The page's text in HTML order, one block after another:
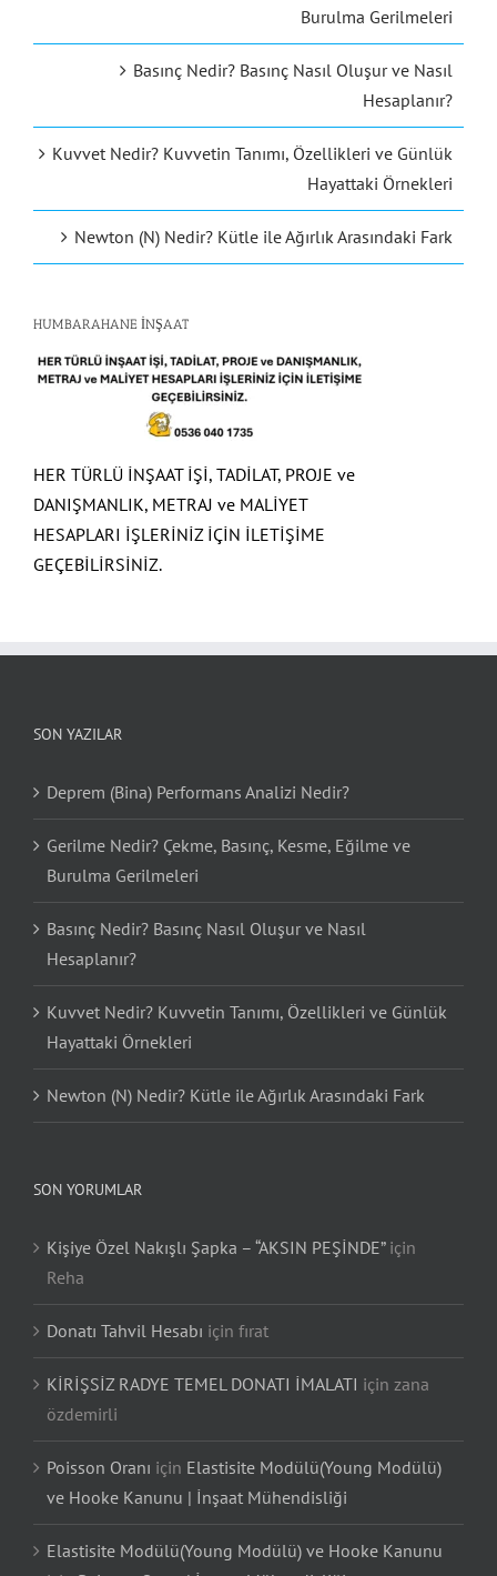
Burulma Gerilmeleri
Basınç Nedir? Basınç Nasıl Oluşur ve Nasıl
Hesaplanır?
Kuvvet Nedir? Kuvvetin Tanımı, Özellikleri ve Günlük
Hayattaki Örnekleri
Newton (N) Nedir? Kütle ile Ağırlık Arasındaki Fark
HUMBARAHANE İNŞAAT
HER TÜRLÜ İNŞAAT İŞİ, TADİLAT, PROJE ve
DANIŞMANLIK, METRAJ ve MALİYET
HESAPLARI İŞLERİNİZ İÇİN İLETİŞİME
GEÇEBİLİRSİNİZ.
SON YAZILAR
Deprem (Bina) Performans Analizi Nedir?
Gerilme Nedir? Çekme, Basınç, Kesme, Eğilme ve
Burulma Gerilmeleri
Basınç Nedir? Basınç Nasıl Oluşur ve Nasıl
Hesaplanır?
Kuvvet Nedir? Kuvvetin Tanımı, Özellikleri ve Günlük
Hayattaki Örnekleri
Newton (N) Nedir? Kütle ile Ağırlık Arasındaki Fark
SON YORUMLAR
Kişiye Özel Nakışlı Şapka – “AKSIN PEŞİNDE”için
Reha
Donatı Tahvil Hesabı için fırat
KİRİŞSİZ RADYE TEMEL DONATI İMALATI için zana
özdemirli
Poisson Oranı için Elastisite Modülü(Young Modülü)
ve Hooke Kanunu | İnşaat Mühendisliği
Elastisite Modülü(Young Modülü) ve Hooke Kanunu